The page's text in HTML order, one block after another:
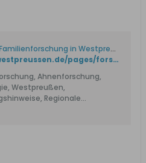
Details - Familienforschung in Westpreußen
https://westpreussen.de/pages/forschungshilfen/ortsverzeichnis/details.php?ID=3376
Ahnenforschung,
Westpreußen,
Regionale